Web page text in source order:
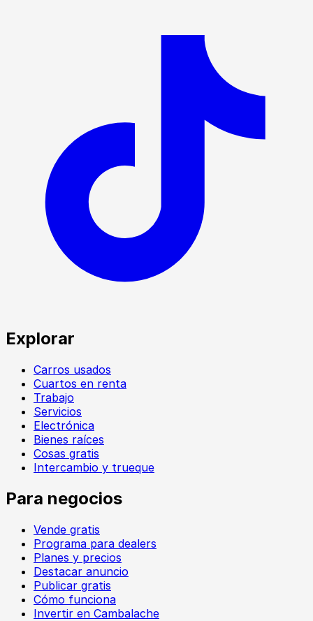
Explorar
Carros usados
Cuartos en renta
Trabajo
Servicios
Electrónica
Bienes raíces
Cosas gratis
Intercambio y trueque
Para negocios
Vende gratis
Programa para dealers
Planes y precios
Destacar anuncio
Publicar gratis
Cómo funciona
Invertir en Cambalache